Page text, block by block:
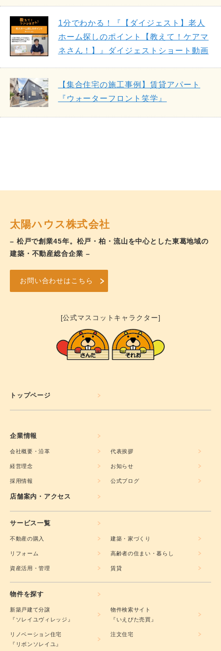
1分でわかる！『【ダイジェスト】老人
ホーム探しのポイント【教えて！ケアマ
ネさん！】』ダイジェストショート動画
【集合住宅の施工事例】賃貸アパート
『ウォーターフロント笑学』
太陽ハウス株式会社
– 松戸で創業45年。松戸・柏・流山を中心とした東葛地域の
建築・不動産総合企業 –
お問い合わせはこちら
[公式マスコットキャラクター]
トップページ
企業情報
会社概要・沿革 代表挨拶
経営理念 お知らせ
採用情報 公式ブログ
店舗案内・アクセス
サービス一覧
不動産の購入 建築・家づくり
リフォーム 高齢者の住まい・暮らし
資産活用・管理 賃貸
物件を探す
新築戸建て分譲
『ソレイユヴィレッジ』
物件検索サイト
『いえぴた売買』
リノベーション住宅
『リボンソレイユ』
注文住宅